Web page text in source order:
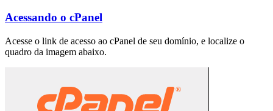
Acessando o cPanel
Acesse o link de acesso ao cPanel de seu domínio, e localize o
quadro da imagem abaixo.